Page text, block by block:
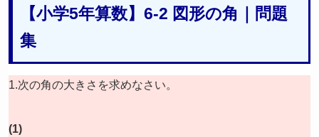
【小学5年算数】6-2 図形の角｜問題
集
1.次の角の大きさを求めなさい。
(1)